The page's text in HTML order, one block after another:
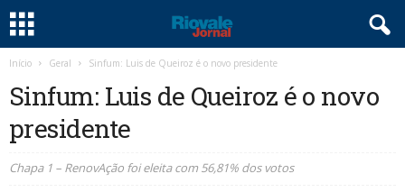
Início Geral Sinfum: Luis de Queiroz é o novo presidente
Sinfum: Luis de Queiroz é o novo
presidente
Chapa 1 – RenovAção foi eleita com 56,81% dos votos